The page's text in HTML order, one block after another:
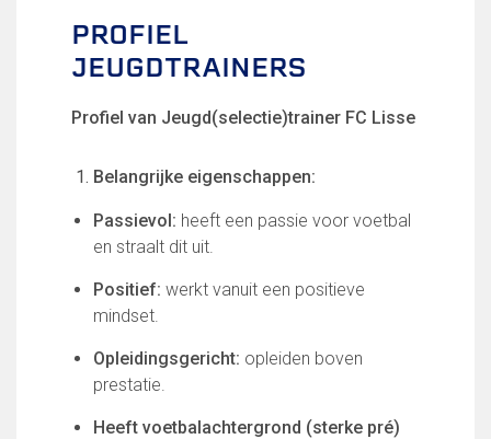
Webshop
Vacatures
Join FC Lisse
Aanmelden voor proeftraining
Lid worden van FC Lisse
De Club van 100
Uitschrijven
Over FC Lisse
Organisatie
Informatie voor de Pers
PROFIEL
JEUGDTRAINERS
Profiel van Jeugd(selectie)trainer FC Lisse
Belangrijke eigenschappen:
Passievol: heeft een passie voor voetbal
en straalt dit uit.
Positief: werkt vanuit een positieve
mindset.
Opleidingsgericht: opleiden boven
prestatie.
Heeft voetbalachtergrond (sterke pré)